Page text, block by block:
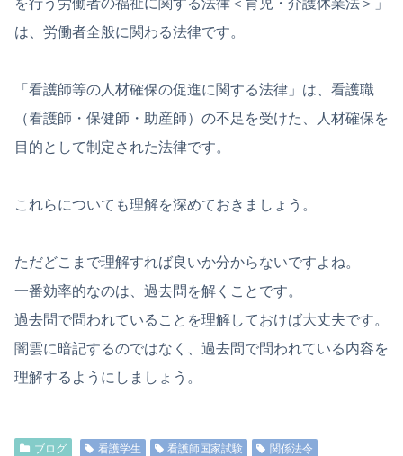
は、労働者全般に関わる法律です。
「看護師等の人材確保の促進に関する法律」は、看護職
（看護師・保健師・助産師）の不足を受けた、人材確保を
目的として制定された法律です。
これらについても理解を深めておきましょう。
ただどこまで理解すれば良いか分からないですよね。
一番効率的なのは、過去問を解くことです。
過去問で問われていることを理解しておけば大丈夫です。
闇雲に暗記するのではなく、過去問で問われている内容を
理解するようにしましょう。
ブログ 看護学生 看護師国家試験 関係法令